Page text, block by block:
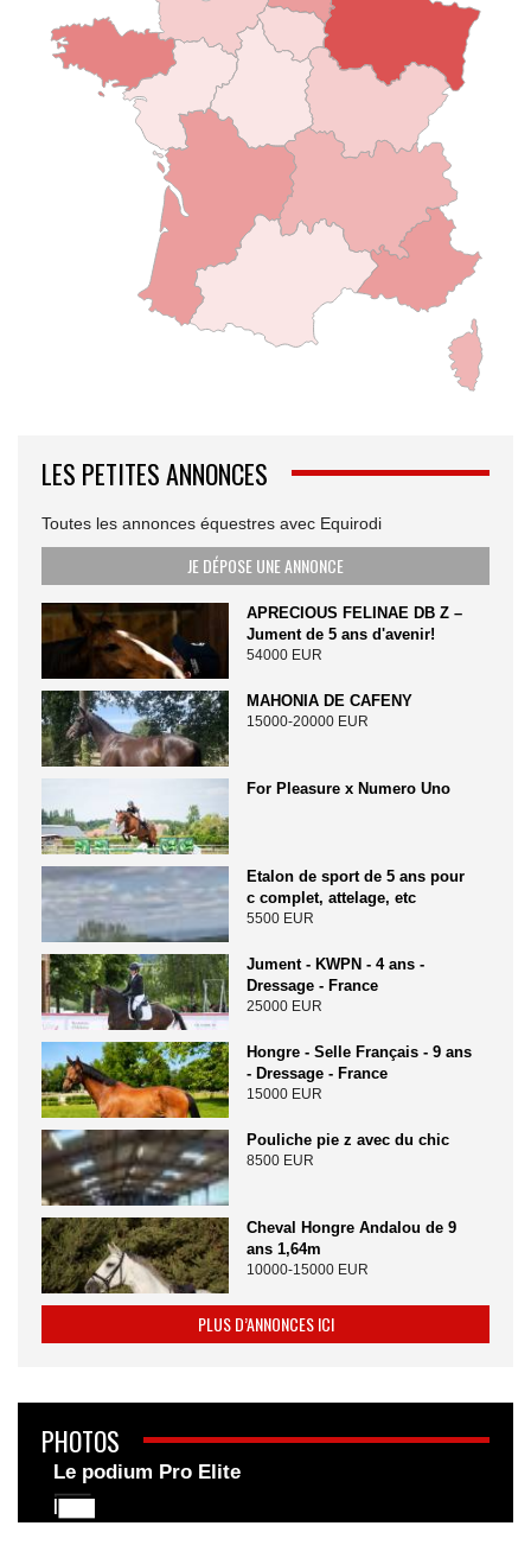
LES PETITES ANNONCES
Toutes les annonces équestres avec Equirodi
JE DÉPOSE UNE ANNONCE
APRECIOUS FELINAE DB Z –
Jument de 5 ans d'avenir!
54000 EUR
MAHONIA DE CAFENY
15000-20000 EUR
For Pleasure x Numero Uno
Etalon de sport de 5 ans pour
c complet, attelage, etc
5500 EUR
Jument - KWPN - 4 ans -
Dressage - France
25000 EUR
Hongre - Selle Français - 9 ans
- Dressage - France
15000 EUR
Pouliche pie z avec du chic
8500 EUR
Cheval Hongre Andalou de 9
ans 1,64m
10000-15000 EUR
PLUS D’ANNONCES ICI
PHOTOS
Le podium Pro Elite